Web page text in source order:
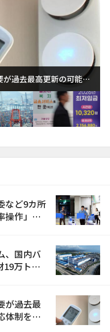
過去最高更新の可能性
など9カ所
操作」の
、国内バ
19万トン
が過去最
体制を点